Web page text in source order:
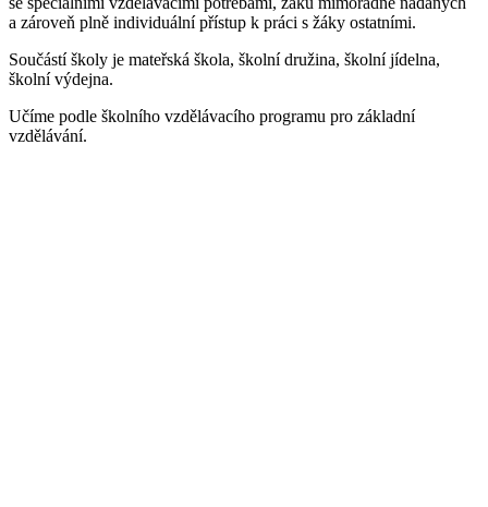
a zároveň plně individuální přístup k práci s žáky ostatními.
Součástí školy je mateřská škola, školní družina, školní jídelna,
školní výdejna.
Učíme podle školního vzdělávacího programu pro základní
vzdělávání.